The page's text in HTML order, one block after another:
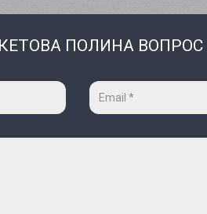
ПОЛИНА ВОПРОС
Ваш
mail